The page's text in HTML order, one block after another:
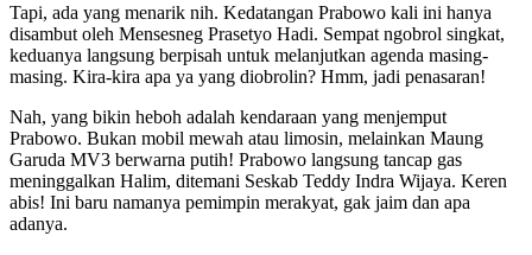
Tapi, ada yang menarik nih. Kedatangan Prabowo kali ini hanya
disambut oleh Mensesneg Prasetyo Hadi. Sempat ngobrol singkat,
keduanya langsung berpisah untuk melanjutkan agenda masing-
masing. Kira-kira apa ya yang diobrolin? Hmm, jadi penasaran!
Nah, yang bikin heboh adalah kendaraan yang menjemput
Prabowo. Bukan mobil mewah atau limosin, melainkan Maung
Garuda MV3 berwarna putih! Prabowo langsung tancap gas
meninggalkan Halim, ditemani Seskab Teddy Indra Wijaya. Keren
abis! Ini baru namanya pemimpin merakyat, gak jaim dan apa
adanya.